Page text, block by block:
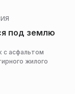
под землю
с асфальтом
жилого